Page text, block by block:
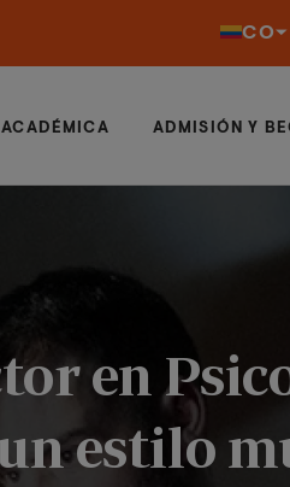
CO
ADMISIÓN Y
en
estilo